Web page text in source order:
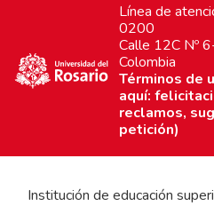
Línea de
0200
Calle 12C Nº
Colombia
Términos de
aquí:
reclamos,
petición)
Institución de educación